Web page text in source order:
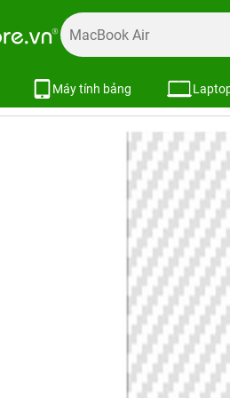
Máy tính bảng
Dán cường lực